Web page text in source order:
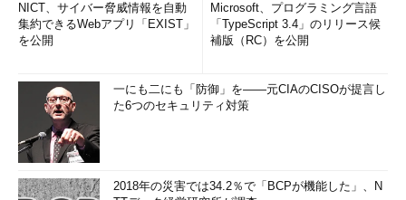
NICT、サイバー脅威情報を自動
集約できるWebアプリ「EXIST」
を公開
Microsoft、プログラミング言語
「TypeScript 3.4」のリリース候
補版（RC）を公開
一にも二にも「防御」を――元CIAのCISOが提言し
た6つのセキュリティ対策
2018年の災害では34.2％で「BCPが機能した」、N